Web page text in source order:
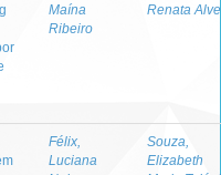
Maína
Ribeiro
Renata
Félix,
Luciana
Souza,
Elizabeth